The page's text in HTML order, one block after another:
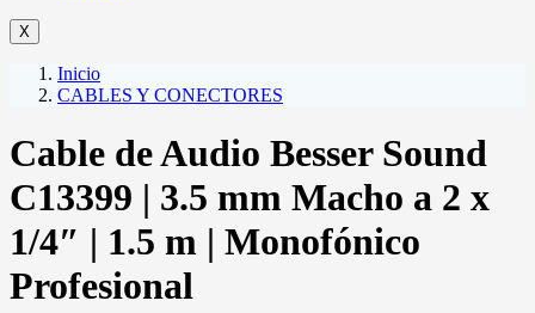
X
Inicio
CABLES Y CONECTORES
Cable de Audio Besser Sound
C13399 | 3.5 mm Macho a 2 x
1/4″ | 1.5 m | Monofónico
Profesional